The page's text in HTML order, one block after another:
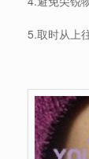
5.取时从上